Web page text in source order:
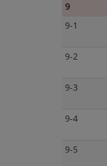
9
9-1
9-2
9-3
9-4
9-5